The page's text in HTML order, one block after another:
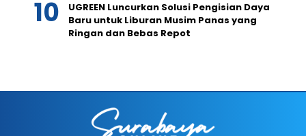
UGREEN Luncurkan Solusi Pengisian Daya
Baru untuk Liburan Musim Panas yang
Ringan dan Bebas Repot